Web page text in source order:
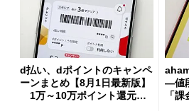
d払い、dポイントのキャンペ
ーンまとめ【8月1日最新版】
1万～10万ポイント還元の
―値
「